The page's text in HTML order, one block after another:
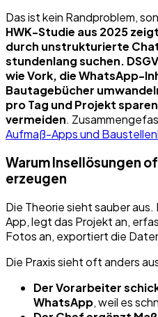
Das ist kein Randproblem,
HWK-Studie aus 2025
durch unstrukturierte
stundenlang suchen.
wie Vork, die WhatsApp-
Bautagebücher
pro Tag und Projekt
vermeiden.
Aufmaß-Apps und
Warum Insellösungen
erzeugen
Die Theorie sieht sauber
App, legt das Projekt an,
Fotos an, exportiert die
Die Praxis sieht oft anders
Der Vorarbeiter
WhatsApp, weil es